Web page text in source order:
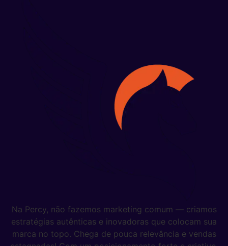
Na Percy, não fazemos marketing comum — criamos
estratégias autênticas e inovadoras que colocam sua
marca no topo. Chega de pouca relevância e vendas